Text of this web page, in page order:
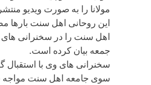
مولانا را به صورت ویدیو
این روحانی اهل سنت بارها
اهل سنت را در سخنرانی های
جمعه بیان کرده است.
سخنرانی های وی با استقبال
سوی جامعه اهل سنت مواجه